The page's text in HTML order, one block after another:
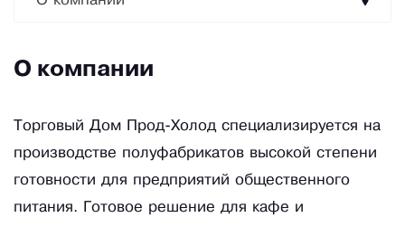
О компании
Торговый Дом Прод-Холод специализируется на
производстве полуфабрикатов высокой степени
готовности для предприятий общественного
питания. Готовое решение для кафе и